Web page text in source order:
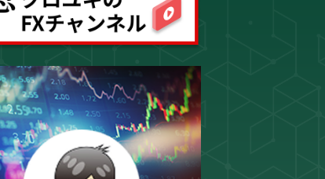
スキャルピング トレード資料